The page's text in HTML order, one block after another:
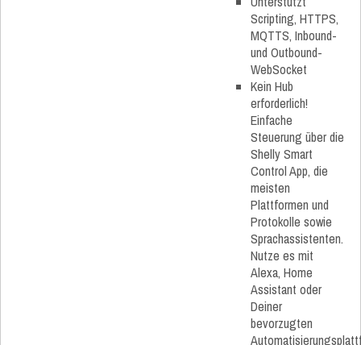
Scripting, HTTPS,
MQTTS, Inbound-
und Outbound-
WebSocket
Kein Hub
erforderlich!
Einfache
Steuerung über die
Shelly Smart
Control App, die
meisten
Plattformen und
Protokolle sowie
Sprachassistenten.
Nutze es mit
Alexa, Home
Assistant oder
Deiner
bevorzugten